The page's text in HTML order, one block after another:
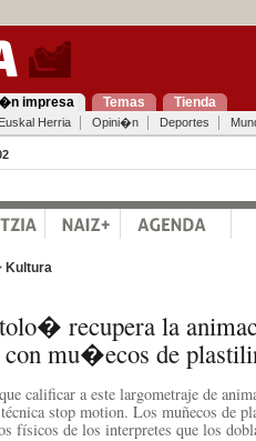
impresa Temas Tienda
Euskal Herria Opini�n Deportes
Kultura
recupera la
mu�ecos de
calificar a este largometraje de
stop motion. Los muñecos de
físicos de los interpretes que los